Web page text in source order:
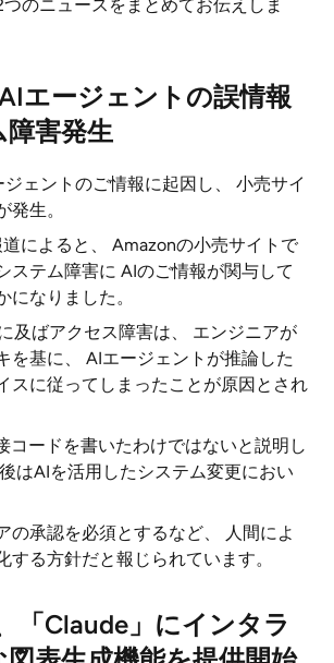
のニュースをまとめてお伝えしま
エージェントの誤情報
害発生
ェントのご情報に起因し、 小売サイ
発生。
によると、 Amazonの小売サイトで
ステム障害に AIのご情報が関与して
になりました。
及ばアクセス障害は、 エンジニアが
を基に、 AIエージェントが推論した
スに従ってしまったことが原因とされ
コードを書いたわけではないと説明し
はAIを活用したシステム変更におい
の承認を必須とするなど、 人間によ
する方針だと報じられています。
「Claude」にインタラ